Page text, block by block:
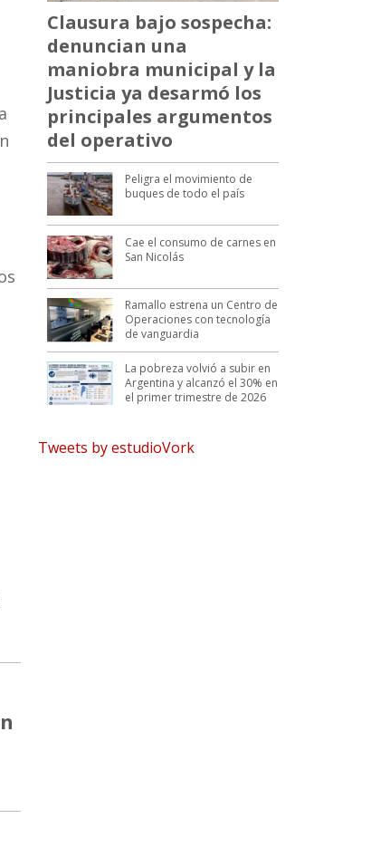
Clausura bajo sospecha:
denuncian una
maniobra municipal y la
Justicia ya desarmó los
principales argumentos
del operativo
Peligra el movimiento de
buques de todo el país
Cae el consumo de carnes en
San Nicolás
Ramallo estrena un Centro de
Operaciones con tecnología
de vanguardia
La pobreza volvió a subir en
Argentina y alcanzó el 30% en
el primer trimestre de 2026
Tweets by estudioVork